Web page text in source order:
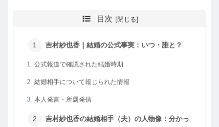
目次
吉村紗也香｜結婚の公式事実：いつ・誰と？
公式報道で確認された結婚時期
結婚相手について報じられた情報
本人発言・所属発信
吉村紗也香の結婚相手（夫）の人物像：分かっ